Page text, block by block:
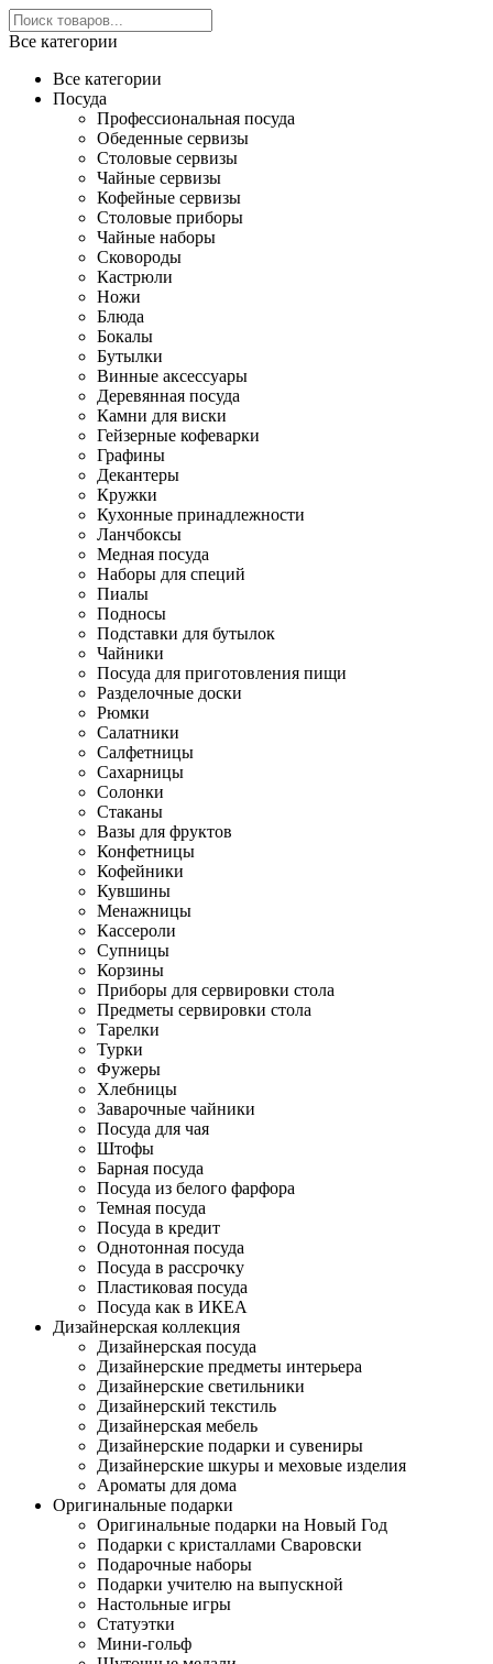
Все категории
Все категории
Посуда
Профессиональная посуда
Обеденные сервизы
Столовые сервизы
Чайные сервизы
Кофейные сервизы
Столовые приборы
Чайные наборы
Сковороды
Кастрюли
Ножи
Блюда
Бокалы
Бутылки
Винные аксессуары
Деревянная посуда
Камни для виски
Гейзерные кофеварки
Графины
Декантеры
Кружки
Кухонные принадлежности
Ланчбоксы
Медная посуда
Наборы для специй
Пиалы
Подносы
Подставки для бутылок
Чайники
Посуда для приготовления пищи
Разделочные доски
Рюмки
Салатники
Салфетницы
Сахарницы
Солонки
Стаканы
Вазы для фруктов
Конфетницы
Кофейники
Кувшины
Менажницы
Кассероли
Супницы
Корзины
Приборы для сервировки стола
Предметы сервировки стола
Тарелки
Турки
Фужеры
Хлебницы
Заварочные чайники
Посуда для чая
Штофы
Барная посуда
Посуда из белого фарфора
Темная посуда
Посуда в кредит
Однотонная посуда
Посуда в рассрочку
Пластиковая посуда
Посуда как в ИКЕА
Дизайнерская коллекция
Дизайнерская посуда
Дизайнерские предметы интерьера
Дизайнерские светильники
Дизайнерский текстиль
Дизайнерская мебель
Дизайнерские подарки и сувениры
Дизайнерские шкуры и меховые изделия
Ароматы для дома
Оригинальные подарки
Оригинальные подарки на Новый Год
Подарки с кристаллами Сваровски
Подарочные наборы
Подарки учителю на выпускной
Настольные игры
Статуэтки
Мини-гольф